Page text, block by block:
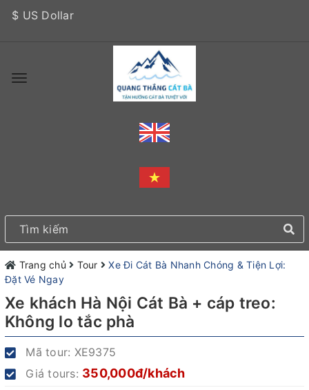
$ US Dollar
Trang chủ Tour
Xe Đi Cát Bà Nhanh Chóng & Tiện Lợi:
Đặt Vé Ngay
Xe khách Hà Nội Cát Bà + cáp treo:
Không lo tắc phà
Mã tour: XE9375
Giá tours: 350,000đ/khách